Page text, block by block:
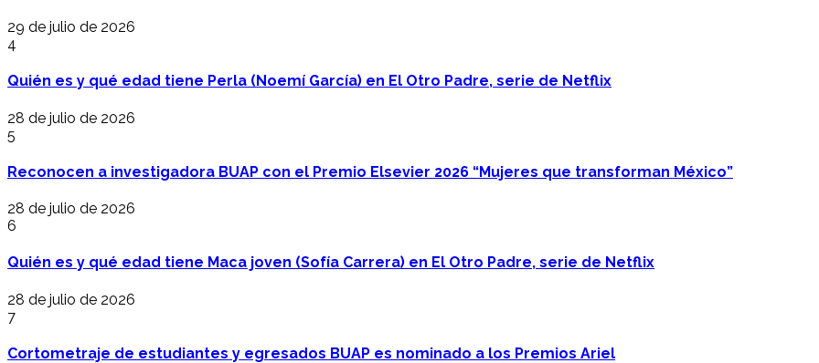
29 de julio de 2026
4
Quién es y qué edad tiene Perla (Noemí García) en El Otro Padre, serie de Netflix
28 de julio de 2026
5
Reconocen a investigadora BUAP con el Premio Elsevier 2026 “Mujeres que transforman México”
28 de julio de 2026
6
Quién es y qué edad tiene Maca joven (Sofía Carrera) en El Otro Padre, serie de Netflix
28 de julio de 2026
7
Cortometraje de estudiantes y egresados BUAP es nominado a los Premios Ariel